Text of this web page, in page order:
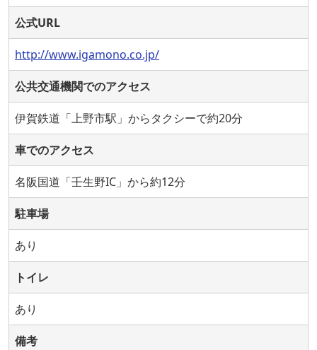
公式URL
http://www.igamono.co.jp/
公共交通機関でのアクセス
伊賀鉄道「上野市駅」からタクシーで約20分
車でのアクセス
名阪国道「壬生野IC」から約12分
駐車場
あり
トイレ
あり
備考